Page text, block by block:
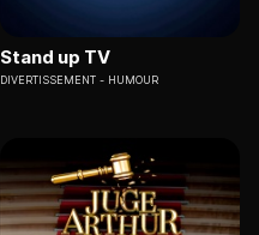
Stand up TV
DIVERTISSEMENT HUMOUR